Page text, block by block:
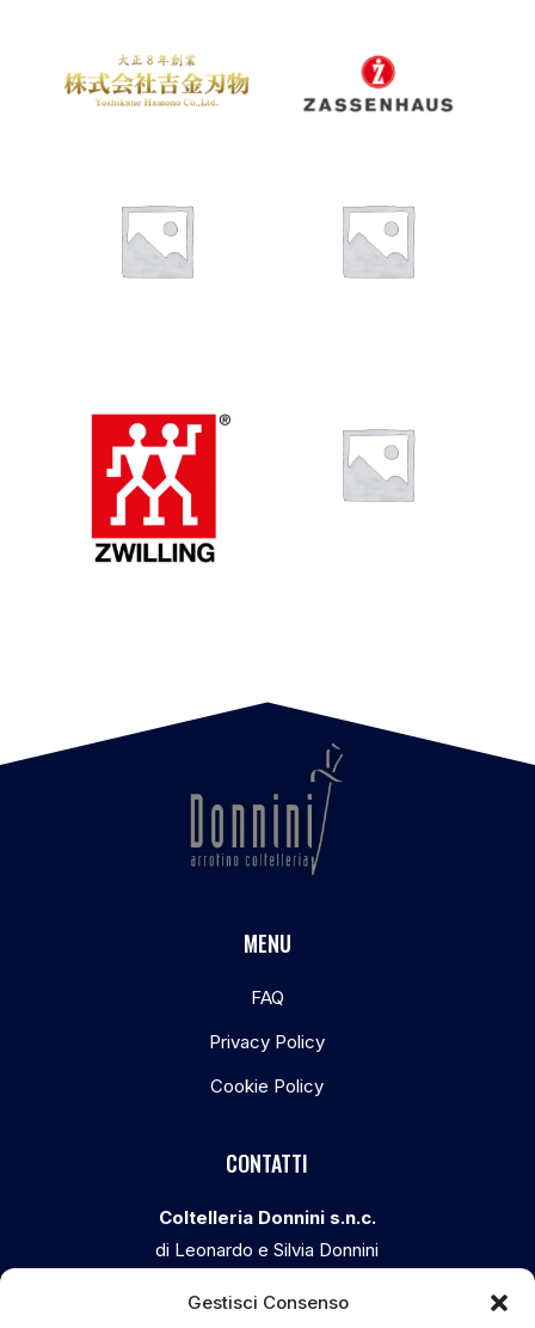
Gestisci Consenso
MENU
FAQ
Privacy Policy
Cookie Policy
CONTATTI
Coltelleria Donnini s.n.c.
di Leonardo e Silvia Donnini
Via Giovanni Lanza, 70 – 50136 FIRENZE